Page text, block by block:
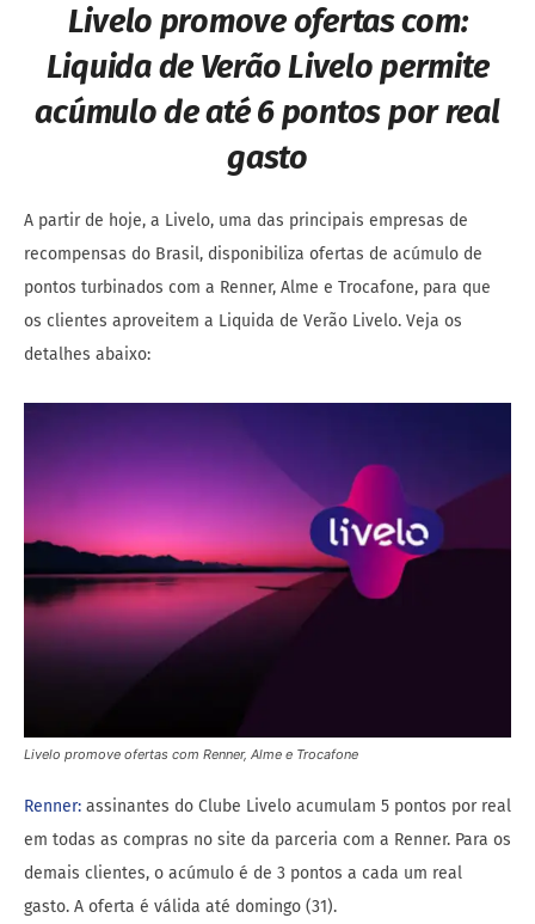
Livelo promove ofertas com:
Liquida de Verão Livelo permite
acúmulo de até 6 pontos por real
gasto
A partir de hoje, a Livelo, uma das principais empresas de
recompensas do Brasil, disponibiliza ofertas de acúmulo de
pontos turbinados com a Renner, Alme e Trocafone, para que
os clientes aproveitem a Liquida de Verão Livelo. Veja os
detalhes abaixo:
Livelo promove ofertas com Renner, Alme e Trocafone
Renner: assinantes do Clube Livelo acumulam 5 pontos por real
em todas as compras no site da parceria com a Renner. Para os
demais clientes, o acúmulo é de 3 pontos a cada um real
gasto. A oferta é válida até domingo (31).